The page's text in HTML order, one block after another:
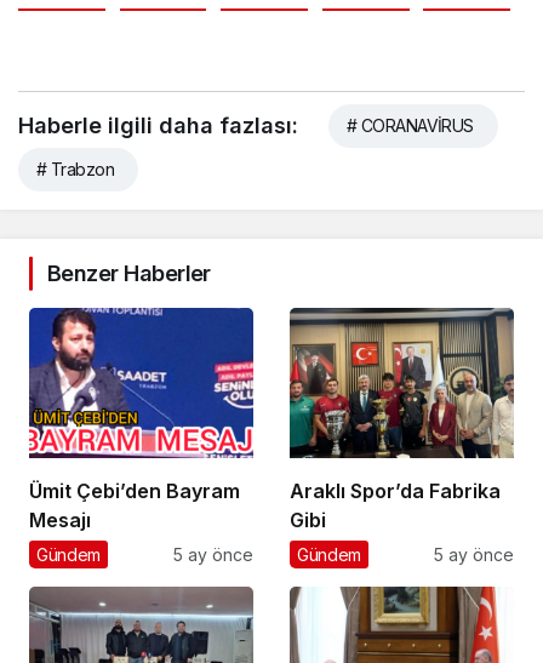
Haberle ilgili daha fazlası: # CORANAVİRUS
# Trabzon
Benzer Haberler
Ümit Çebi’den Bayram
Mesajı
Gündem 5 ay önce
Araklı Spor’da Fabrika
Gibi
Gündem 5 ay önce